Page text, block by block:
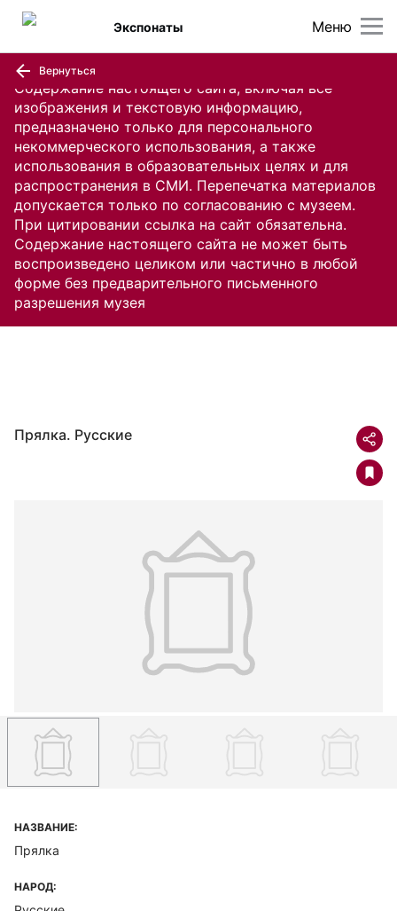
Содержание настоящего сайта, включая все
изображения и текстовую информацию,
предназначено только для персонального
некоммерческого использования, а также
использования в образовательных целях и для
распространения в СМИ. Перепечатка материалов
допускается только по согласованию с музеем.
При цитировании ссылка на сайт обязательна.
Содержание настоящего сайта не может быть
воспроизведено целиком или частично в любой
форме без предварительного письменного
разрешения музея
Меню
Экспонаты
Вернуться
Прялка. Русские
НАЗВАНИЕ:
Прялка
НАРОД: